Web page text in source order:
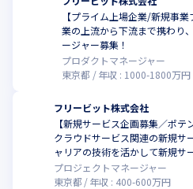
【プライム上場企業/新規事
業の上流から下流まで携わり
ージャー募集！
プロダクトマネージャー
東京都
年収 : 1000-1800万円
フリービット株式会社
【新規サービス企画募集／ポ
クラウドサービス関連の新規サ
ャリアの技術を活かして新規サ
プロジェクトマネージャー
東京都
年収 : 400-600万円